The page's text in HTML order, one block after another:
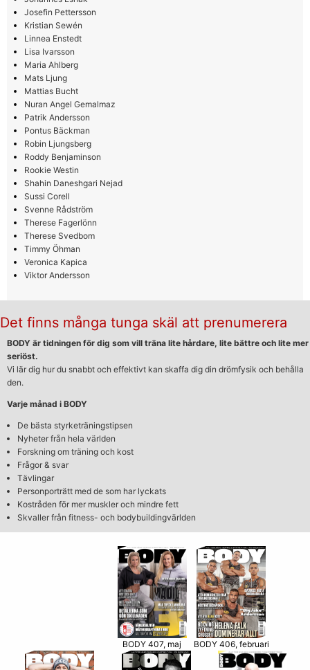
Josefin Pettersson
Kristian Sewén
Linnea Enstedt
Lisa Ivarsson
Maria Ahlberg
Mats Ljung
Mattias Bucht
Nuran Angel Gemalmaz
Patrik Andersson
Pontus Bäckman
Robin Ljungsberg
Roddy Benjaminson
Rookie Westin
Shahin Daneshgari Nejad
Sussi Corell
Svenne Rådström
Therese Fagerlönn
Therese Svedbom
Timmy Öhman
Veronica Kapica
Viktor Andersson
Det finns många tunga skäl att prenumerera
BODY är tidningen för dig som vill träna lite hårdare, lite bättre och lite mer
seriöst.
Vi lär dig hur du snabbt och effektivt kan skaffa dig din drömfysik och behålla
den.
Varje månad i BODY
De bästa styrketräningstipsen
Nyheter från hela världen
Forskning om träning och kost
Frågor & svar
Tävlingar
Personporträtt med de som har lyckats
Kostråden för mer muskler och mindre fett
Skvaller från fitness- och bodybuildingvärlden
BODY 407, maj BODY 406, februari